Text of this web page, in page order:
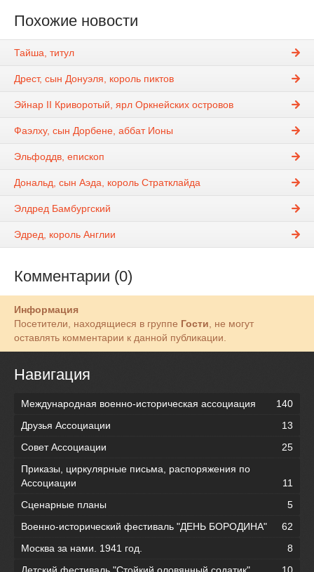
Похожие новости
Тайша, титул
Дрест, сын Донуэля, король пиктов
Эйнар II Криворотый, ярл Оркнейских островов
Фаэлху, сын Дорбене, аббат Ионы
Эльфоддв, епископ
Дональд, сын Аэда, король Стратклайда
Элдред Бамбургский
Эдред, король Англии
Комментарии (0)
Информация
Посетители, находящиеся в группе Гости , не могут
оставлять комментарии к данной публикации.
Навигация
Международная военно-историческая ассоциация
140
Друзья Ассоциации
13
Совет Ассоциации
25
Приказы, циркулярные письма, распоряжения по
Ассоциации
11
Сценарные планы
5
Военно-исторический фестиваль "ДЕНЬ БОРОДИНА"
62
Москва за нами. 1941 год.
8
Детский фестиваль "Стойкий оловянный содатик"
10